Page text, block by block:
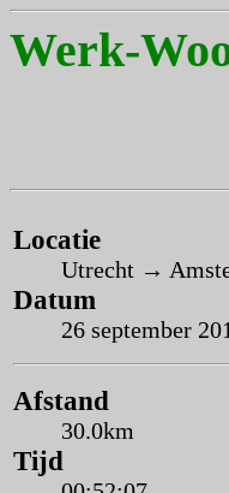
Werk-
Locatie
Utrecht →
Datum
26 september
Afstand
30.0km
Tijd